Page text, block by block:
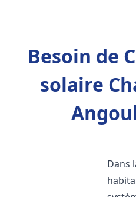
Besoin de
solaire
Dans